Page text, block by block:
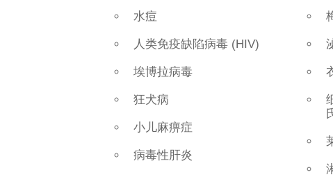
水痘
人类免疫缺陷病毒 (HIV)
埃博拉病毒
狂犬病
小儿麻痹症
病毒性肝炎